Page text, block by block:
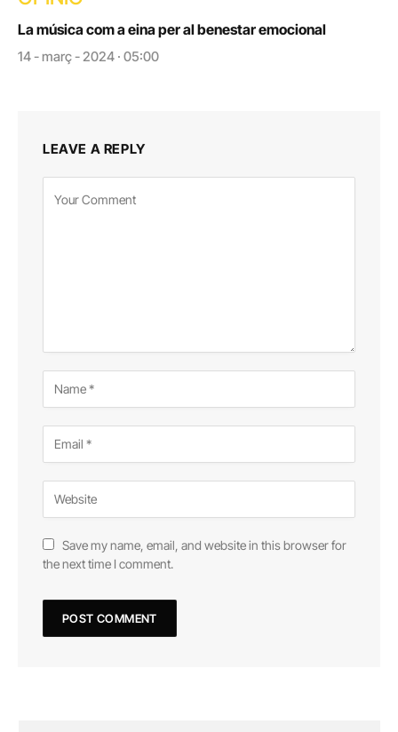
La música com a eina per al benestar emocional
14 - març - 2024 · 05:00
LEAVE A REPLY
Save my name, email, and website in this browser for
the next time I comment.